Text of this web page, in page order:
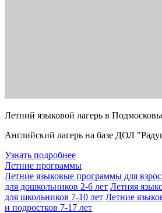
Летний языковой лагерь в
Английский лагерь на базе ДОЛ
Узнать подробнее
Летние программы
Летние языковые программы для
для дошкольников 2-6 лет Летняя
для школьников 7-10 лет Летние
и подростков 7-17 лет